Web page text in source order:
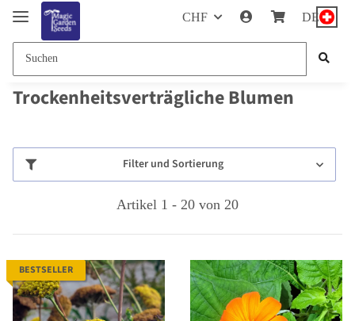
CHF DE
Trockenheitsverträgliche Blumen
Filter und Sortierung
Artikel 1 - 20 von 20
BESTSELLER